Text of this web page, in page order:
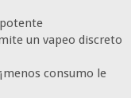
un vapeo discreto
consumo le